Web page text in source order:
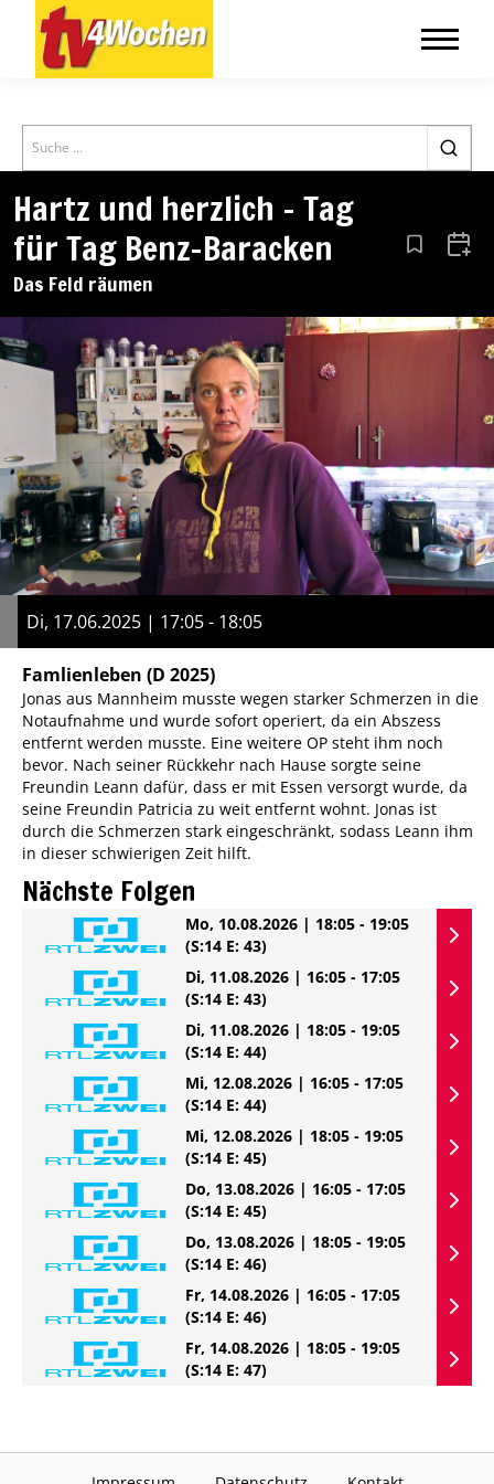
Search
Hartz und herzlich – Tag
für Tag Benz-Baracken
Das Feld räumen
Aus den
Di, 17.06.2025 | 17:05 - 18:05
Famlienleben (D 2025)
Jonas aus Mannheim musste wegen starker Schmerzen in die
Notaufnahme und wurde sofort operiert, da ein Abszess
entfernt werden musste. Eine weitere OP steht ihm noch
bevor. Nach seiner Rückkehr nach Hause sorgte seine
Freundin Leann dafür, dass er mit Essen versorgt wurde, da
seine Freundin Patricia zu weit entfernt wohnt. Jonas ist
durch die Schmerzen stark eingeschränkt, sodass Leann ihm
in dieser schwierigen Zeit hilft.
Nächste Folgen
Mo, 10.08.2026 | 18:05 - 19:05
(S:14 E: 43)
Di, 11.08.2026 | 16:05 - 17:05
(S:14 E: 43)
Di, 11.08.2026 | 18:05 - 19:05
(S:14 E: 44)
Mi, 12.08.2026 | 16:05 - 17:05
(S:14 E: 44)
Mi, 12.08.2026 | 18:05 - 19:05
(S:14 E: 45)
Do, 13.08.2026 | 16:05 - 17:05
(S:14 E: 45)
Do, 13.08.2026 | 18:05 - 19:05
(S:14 E: 46)
Fr, 14.08.2026 | 16:05 - 17:05
(S:14 E: 46)
Fr, 14.08.2026 | 18:05 - 19:05
(S:14 E: 47)